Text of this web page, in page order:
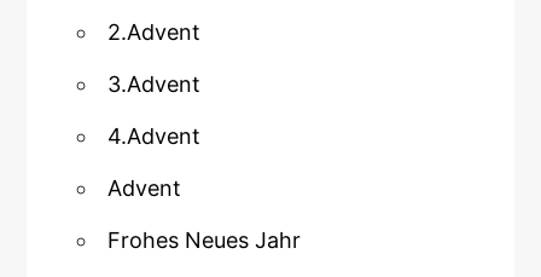
2.Advent
3.Advent
4.Advent
Advent
Frohes Neues Jahr